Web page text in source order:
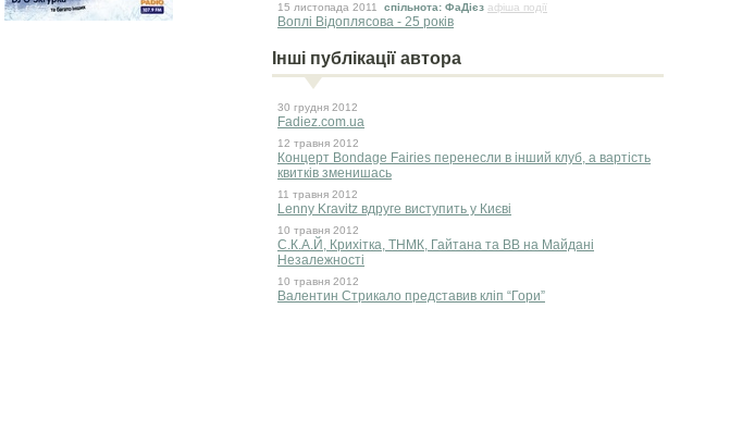
15 листопада 2011 спільнота: ФаДієз афіша події
Воплі Відоплясова - 25 років
Інші публікації автора
30 грудня 2012
Fadiez.com.ua
12 травня 2012
Концерт Bondage Fairies перенесли в інший клуб, а вартість
квитків зменишась
11 травня 2012
Lenny Kravitz вдруге виступить у Києві
10 травня 2012
С.К.А.Й, Крихітка, ТНМК, Гайтана та ВВ на Майдані
Незалежності
10 травня 2012
Валентин Стрикало представив кліп “Гори”